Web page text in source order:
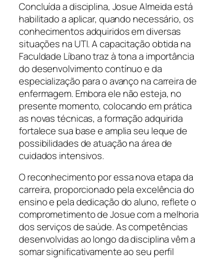
Concluída a disciplina, Josue Almeida está
habilitado a aplicar, quando necessário, os
conhecimentos adquiridos em diversas
situações na UTI. A capacitação obtida na
Faculdade Líbano traz à tona a importância
do desenvolvimento contínuo e da
especialização para o avanço na carreira de
enfermagem. Embora ele não esteja, no
presente momento, colocando em prática
as novas técnicas, a formação adquirida
fortalece sua base e amplia seu leque de
possibilidades de atuação na área de
cuidados intensivos.
O reconhecimento por essa nova etapa da
carreira, proporcionado pela excelência do
ensino e pela dedicação do aluno, reflete o
comprometimento de Josue com a melhoria
dos serviços de saúde. As competências
desenvolvidas ao longo da disciplina vêm a
somar significativamente ao seu perfil